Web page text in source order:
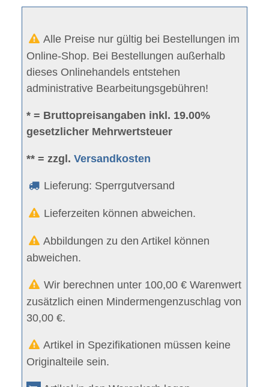
Alle Preise nur gültig bei Bestellungen im
Online-Shop. Bei Bestellungen außerhalb
dieses Onlinehandels entstehen
administrative Bearbeitungsgebühren!
* = Bruttopreisangaben inkl. 19.00%
gesetzlicher Mehrwertsteuer
** = zzgl.Versandkosten
Lieferung: Sperrgutversand
Lieferzeiten können abweichen.
Abbildungen zu den Artikel können
abweichen.
Wir berechnen unter 100,00 € Warenwert
zusätzlich einen Mindermengenzuschlag von
30,00 €.
Artikel in Spezifikationen müssen keine
Originalteile sein.